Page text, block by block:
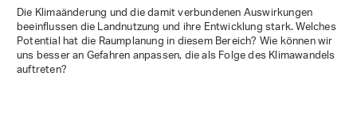
Die Klimaänderung und die damit verbundenen Auswirkungen
beeinflussen die Landnutzung und ihre Entwicklung stark. Welches
Potential hat die Raumplanung in diesem Bereich? Wie können wir
uns besser an Gefahren anpassen, die als Folge des Klimawandels
auftreten?